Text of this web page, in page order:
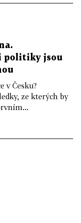
politiky jsou
v Česku?
ze kterých by